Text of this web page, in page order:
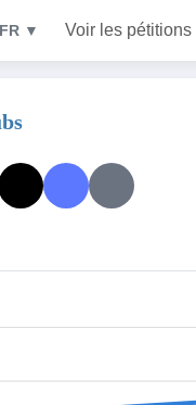
FR ▼ Voir les pétitions